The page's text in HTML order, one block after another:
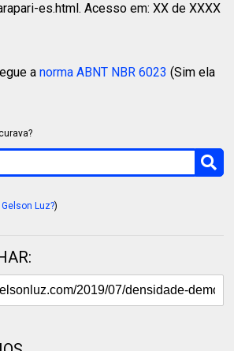
es.html. Acesso em: XX de XXXX
anorma ABNT NBR 6023 (Sim ela
Luz?)